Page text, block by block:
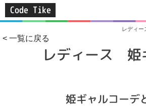
Code Tike
レディー
< 一覧に戻る
レディース 姫
姫ギャルコーデ